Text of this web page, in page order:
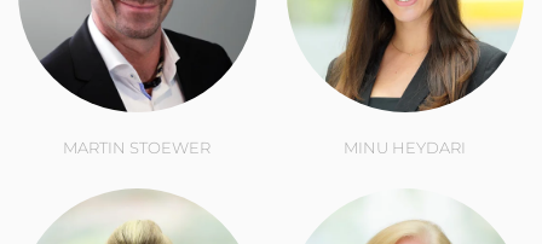
MARTIN STOEWER MINU HEYDARI